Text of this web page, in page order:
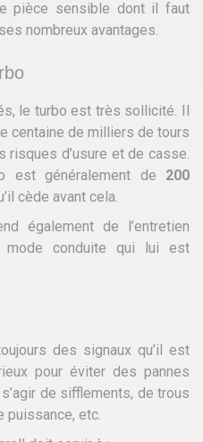
pièce sensible dont il faut
nombreux avantages.
le turbo est très sollicité. Il
centaine de milliers de tours
risques d’usure et de casse.
est généralement de 200
cède avant cela.
également de l’entretien
conduite qui lui est
des signaux qu’il est
pour éviter des pannes
de sifflements, de trous
puissance, etc.